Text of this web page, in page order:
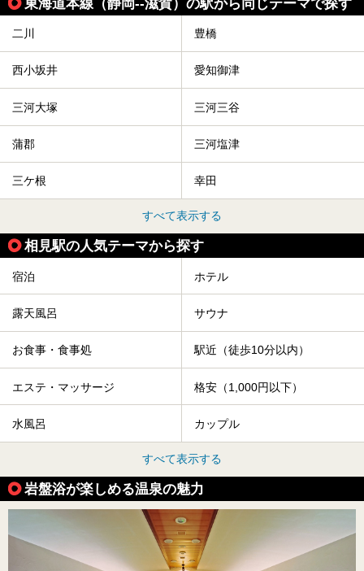
二川 豊橋
西小坂井 愛知御津
三河大塚 三河三谷
蒲郡 三河塩津
三ケ根 幸田
すべて表示する
相見駅の人気テーマから探す
宿泊 ホテル
露天風呂 サウナ
お食事・食事処 駅近（徒歩10分以内）
エステ・マッサージ 格安（1,000円以下）
水風呂 カップル
すべて表示する
岩盤浴が楽しめる温泉の魅力